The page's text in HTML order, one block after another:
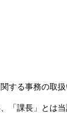
する事務の取
「課長」とは